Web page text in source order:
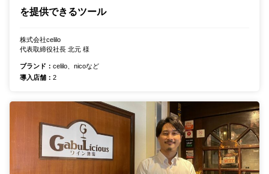
を提供できるツール
株式会社celilo
代表取締役社長 北元 様
ブランド： celilo、nicoなど
導入店舗： 2